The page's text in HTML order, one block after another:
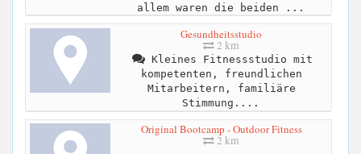
allem waren die beiden ...
Gesundheitsstudio
2 km
Kleines Fitnessstudio mit
kompetenten, freundlichen
Mitarbeitern, familiäre
Stimmung....
Original Bootcamp - Outdoor Fitness
2 km